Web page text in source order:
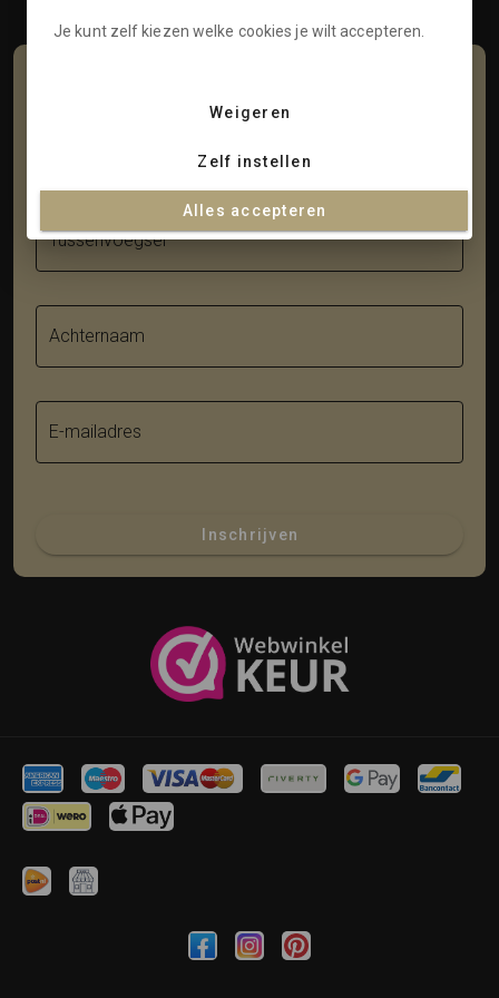
Tussenvoegsel
Achternaam
E-mailadres
Inschrijven
Je kunt zelf kiezen welke cookies je wilt accepteren.
Weigeren
Zelf instellen
Alles accepteren